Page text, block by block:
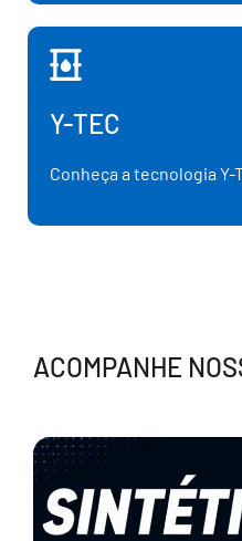
Y-TEC
Conheça a tecnologia Y-
ACOMPANHE